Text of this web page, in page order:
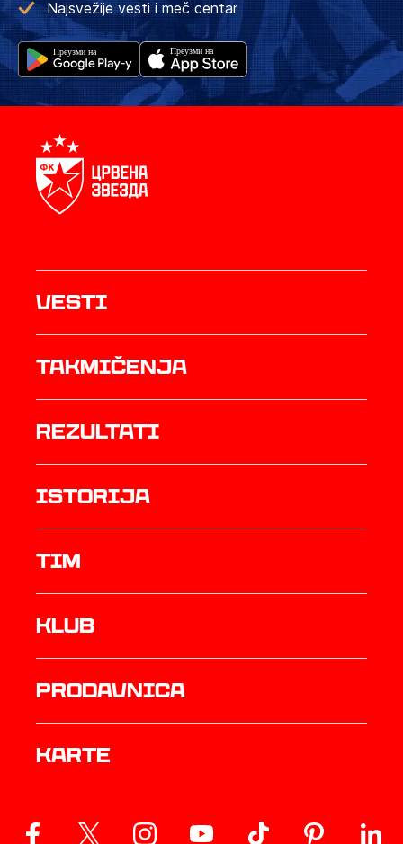
Najsvežije vesti i meč centar
Vesti
Takmičenja
rezultati
istorija
TIM
Klub
prodavnica
Karte